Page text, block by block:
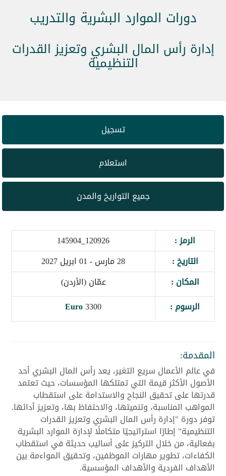
دورات الموارد البشرية والتدريب
إدارة رأس المال البشري وتعزيز القدرات
التنظيمية
تسجيل
استعلام
جميع التواريخ والمدن
الرمز :
120926_145904
التاريخ :
28 مارس - 01 ابريل 2027
المكان :
عمّان (الأردن)
الرسوم :
3300
Euro
المقدمة:
في عالم الأعمال سريع التغير، يعد رأس المال البشري أحد
الأصول الأكثر قيمة التي تمتلكها المؤسسات، حيث تعتمد
قدرتها على تحقيق النجاح والاستدامة على استقطاب
المواهب المناسبة، وتنميتها، والاحتفاظ بها، وتعزيز أدائها.
توفر دورة "إدارة رأس المال البشري وتعزيز القدرات
التنظيمية" إطارًا استراتيجيًا متكاملًا لإدارة الموارد البشرية
بفعالية، من خلال التركيز على أساليب حديثة في استقطاب
الكفاءات، تطوير مهارات الموظفين، وتحقيق المواءمة بين
الأهداف الفردية والأهداف المؤسسية.